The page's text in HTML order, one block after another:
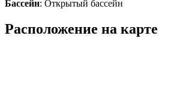
Бассейн: Открытый бассейн
Расположение на карте